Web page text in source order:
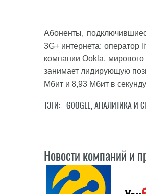
Абоненты,
3G+ интернета: оператор
компании Ookla,
занимает лидирующую
Мбит и 8,93 Мбит в
ТЭГИ: GOOGLE,АНАЛИТИКА И
Новости компаний и